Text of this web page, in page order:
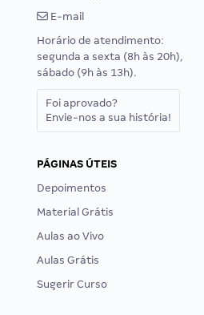
E-mail
Horário de atendimento:
segunda a sexta (8h às 20h),
sábado (9h às 13h).
Foi aprovado?
Envie-nos a sua história!
PÁGINAS ÚTEIS
Depoimentos
Material Grátis
Aulas ao Vivo
Aulas Grátis
Sugerir Curso